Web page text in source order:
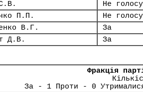
Не
П.П.
Не
В.Г.
За
Д.В.
За
Фракція
За - 1 Проти - 0